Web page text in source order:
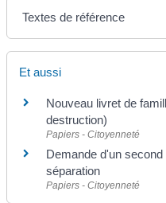
Textes de référence
Et aussi
Nouveau livret de
destruction)
Papiers - Citoyenneté
Demande d'un
séparation
Papiers - Citoyenneté